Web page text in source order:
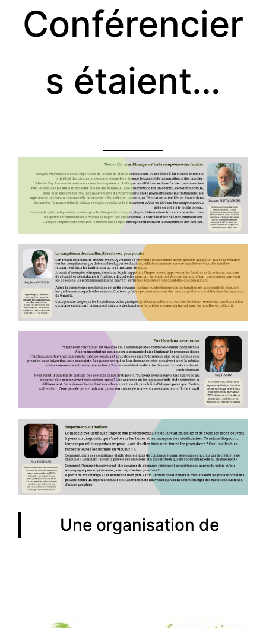
Conférencier
s étaient…
Une organisation de